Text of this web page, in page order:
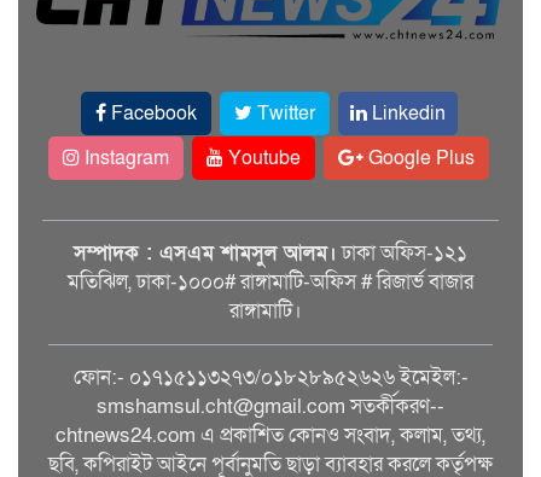
Facebook Twitter
Linkedin
Instagram
Youtube Google Plus
সম্পাদক : এসএম শামসুল আলম। ঢাকা অফিস-১২১
মতিঝিল, ঢাকা-১০০০# রাঙ্গামাটি-অফিস # রিজার্ভ বাজার
রাঙ্গামাটি।
ফোন:- ০১৭১৫১১৩২৭৩/০১৮২৮৯৫২৬২৬ ইমেইল:-
smshamsul.cht@gmail.com সতর্কীকরণ--
chtnews24.com এ প্রকাশিত কোনও সংবাদ, কলাম, তথ্য,
ছবি, কপিরাইট আইনে পূর্বানুমতি ছাড়া ব্যাবহার করলে কর্তৃপক্ষ